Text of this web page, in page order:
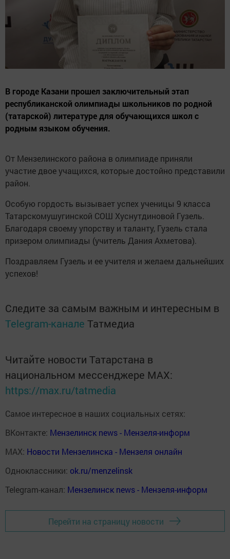
В городе Казани прошел заключительный этап
республиканской олимпиады школьников по родной
(татарской) литературе для обучающихся школ с
родным языком обучения.
От Мензелинского района в олимпиаде приняли
участие двое учащихся, которые достойно представили
район.
Особую гордость вызывает успех ученицы 9 класса
Татарскомушугинской СОШ Хуснутдиновой Гузель.
Благодаря своему упорству и таланту, Гузель стала
призером олимпиады (учитель Дания Ахметова).
Поздравляем Гузель и ее учителя и желаем дальнейших
успехов!
Следите за самым важным и интересным в
Telegram-канале Татмедиа
Читайте новости Татарстана в
национальном мессенджере MАХ:
https://max.ru/tatmedia
Самое интересное в наших социальных сетях:
ВКонтакте: Мензелинск news - Мензеля-информ
MAX: Новости Мензелинска - Мензеля онлайн
Одноклассники: ok.ru/menzelinsk
Telegram-канал: Мензелинск news - Мензеля-информ
Перейти на страницу новости